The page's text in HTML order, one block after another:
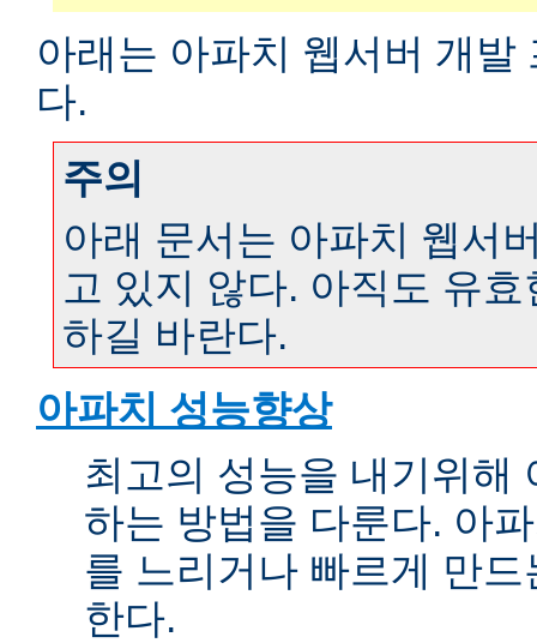
아래는 아파치 웹서버 개
다.
주의
아래 문서는 아파치 웹서
고 있지 않다. 아직도 유
하길 바란다.
아파치 성능향상
최고의 성능을 내기위해
하는 방법을 다룬다. 아
를 느리거나 빠르게 만
한다.